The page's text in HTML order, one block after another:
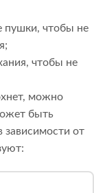
пушки, чтобы не
чтобы не
можно
быть
от